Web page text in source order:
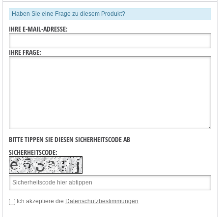
Haben Sie eine Frage zu diesem Produkt?
IHRE E-MAIL-ADRESSE:
IHRE FRAGE:
BITTE TIPPEN SIE DIESEN SICHERHEITSCODE AB
SICHERHEITSCODE:
Ich akzeptiere die Datenschutzbestimmungen